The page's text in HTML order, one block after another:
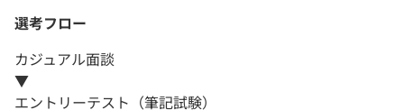
選考フロー
カジュアル面談
▼
エントリーテスト（筆記試験）